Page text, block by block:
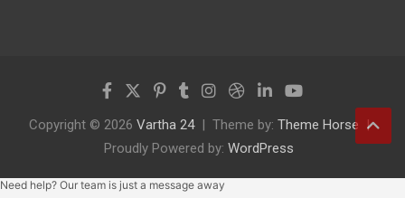
Copyright © 2026 Vartha 24 Theme by: Theme Horse
Proudly Powered by: WordPress
Need help? Our team is just a message away